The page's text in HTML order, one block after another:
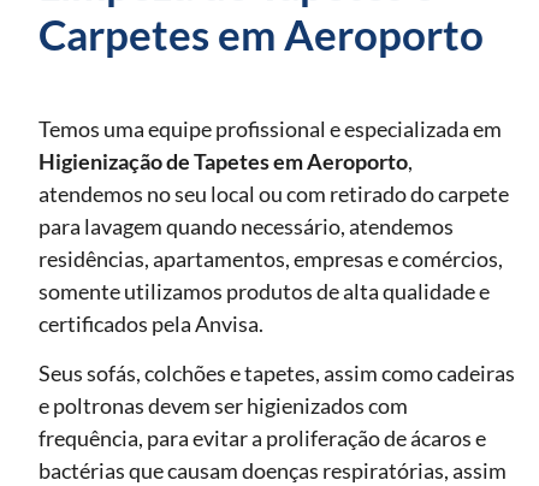
Carpetes em Aeroporto
Temos uma equipe profissional e especializada em
Higienização de Tapetesem Aeroporto,
atendemos no seu local ou com retirado do carpete
para lavagem quando necessário, atendemos
residências, apartamentos, empresas e comércios,
somente utilizamos produtos de alta qualidade e
certificados pela Anvisa.
Seus sofás, colchões e tapetes, assim como cadeiras
e poltronas devem ser higienizados com
frequência, para evitar a proliferação de ácaros e
bactérias que causam doenças respiratórias, assim